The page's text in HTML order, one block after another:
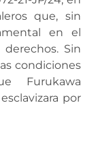
que, sin
en el
Sin
condiciones
Furukawa
por